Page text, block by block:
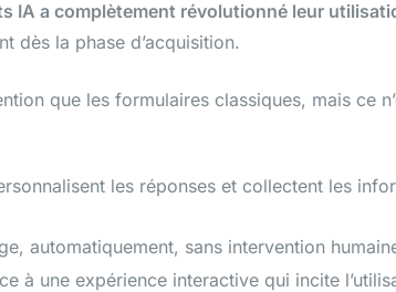
IA a complètement révolutionné leur
dès la phase d’acquisition.
que les formulaires classiques, mais ce
les réponses et collectent les
automatiquement, sans intervention
à une expérience interactive qui incite